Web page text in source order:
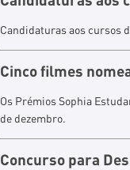
Candidaturas aos cursos
Cinco filmes
Os Prémios Sophia
de dezembro.
Concurso para